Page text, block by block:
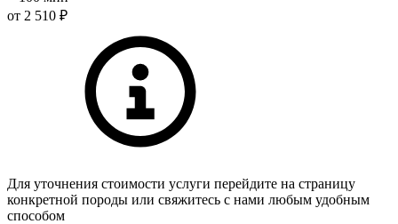
от 2 510 ₽
Для уточнения стоимости услуги перейдите на страницу
конкретной породы или свяжитесь с нами любым удобным
способом